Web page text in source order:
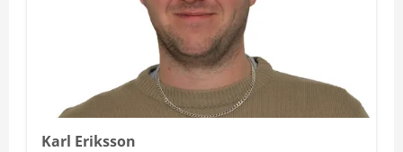
Karl Eriksson